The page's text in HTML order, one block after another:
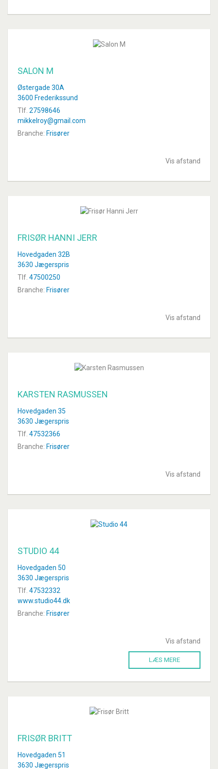
SALON M
Østergade 30A
3600 Frederikssund
Tlf. 27598646
mikkelroy@gmail.com
Branche: Frisører
Vis afstand
FRISØR HANNI JERR
Hovedgaden 32B
3630 Jægerspris
Tlf. 47500250
Branche: Frisører
Vis afstand
KARSTEN RASMUSSEN
Hovedgaden 35
3630 Jægerspris
Tlf. 47532366
Branche: Frisører
Vis afstand
STUDIO 44
Hovedgaden 50
3630 Jægerspris
Tlf. 47532332
www.studio44.dk
Branche: Frisører
Vis afstand
LÆS MERE
FRISØR BRITT
Hovedgaden 51
3630 Jægerspris